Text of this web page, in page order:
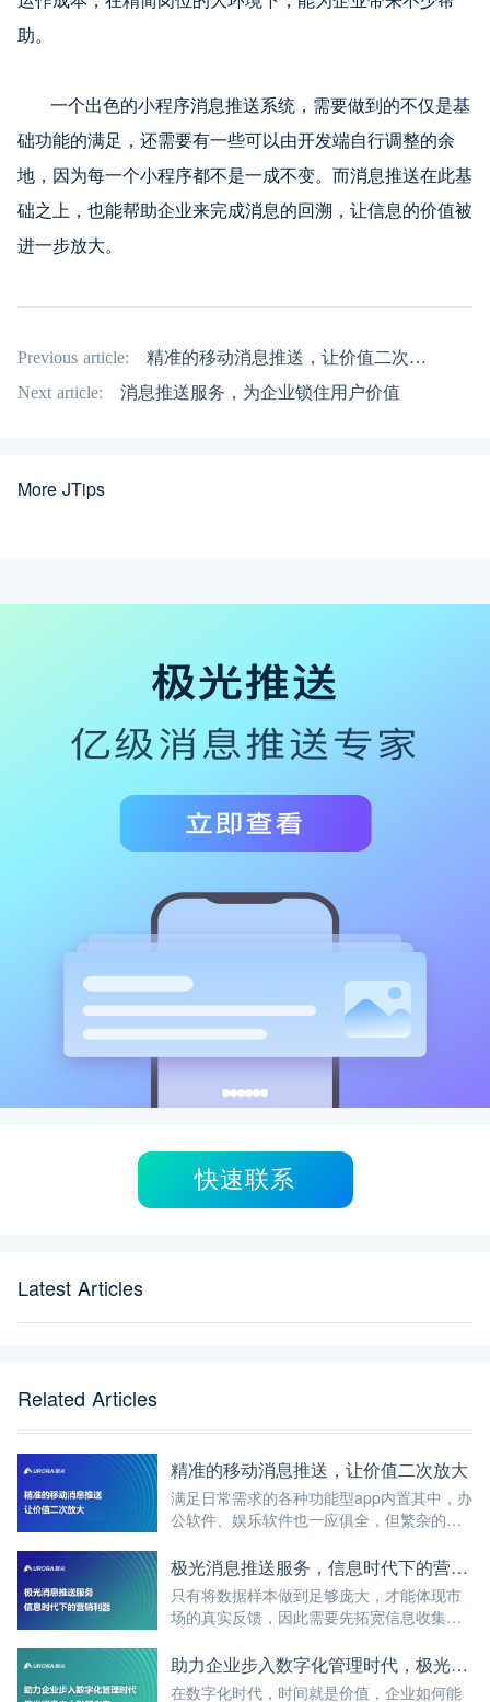
助。
一个出色的小程序消息推送系统，需要做到的不仅是基
础功能的满足，还需要有一些可以由开发端自行调整的余
地，因为每一个小程序都不是一成不变。而消息推送在此基
础之上，也能帮助企业来完成消息的回溯，让信息的价值被
进一步放大。
Previous article:
精准的移动消息推送，让价值二次放大
Next article:
消息推送服务，为企业锁住用户价值
More JTips
快速联系
Latest Articles
Related Articles
精准的移动消息推送，让价值二次放大
满足日常需求的各种功能型app内置其中，办
公软件、娱乐软件也一应俱全，但繁杂的移
么要如何准确的完成信息推送，以放大信息
的价值呢，这就离不开智慧化运营平台。
极光消息推送服务，信息时代下的营销利器
只有将数据样本做到足够庞大，才能体现市
场的真实反馈，因此需要先拓宽信息收集的
用户消息推送服务效果低的问题。
助力企业步入数字化管理时代，极光消息中心引领未来
在数字化时代，时间就是价值，企业如何能